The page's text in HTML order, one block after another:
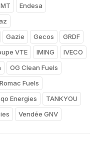
Endesa
Gazie Gecos
GRDF
VTE IMING
IVECO
OG Clean Fuels
Romac Fuels
Energies
TANKYOU
Vendée GNV